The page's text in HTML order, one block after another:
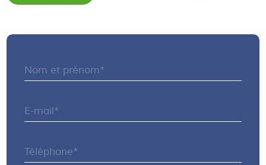
Nom et prénom*
E-mail*
Téléphone*